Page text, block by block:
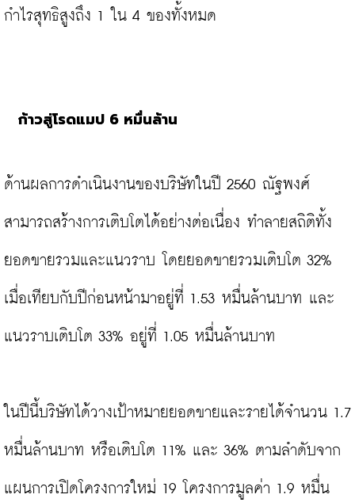
กำไรสุทธิสูงถึง 1 ใน 4 ของทั้งหมด
ก้าวสู่โรดแมป 6 หมื่นล้าน
ด้านผลการดำเนินงานของบริษัทในปี 2560 ณัฐพงศ์
สามารถสร้างการเติบโตได้อย่างต่อเนื่อง ทำลายสถิติทั้ง
ยอดขายรวมและแนวราบ โดยยอดขายรวมเติบโต 32%
เมื่อเทียบกับปีก่อนหน้ามาอยู่ที่ 1.53 หมื่นล้านบาท และ
แนวราบเติบโต 33% อยู่ที่ 1.05 หมื่นล้านบาท
ในปีนี้บริษัทได้วางเป้าหมายยอดขายและรายได้จำนวน 1.7
หมื่นล้านบาท หรือเติบโต 11% และ 36% ตามลำดับจาก
แผนการเปิดโครงการใหม่ 19 โครงการมูลค่า 1.9 หมื่น